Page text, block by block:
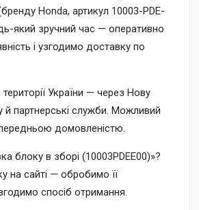
Honda, артикул 10003-PDE-
який зручний час — оперативно
і узгодимо доставку по
України — через Нову
партнерські служби. Можливий
домовленістю.
блоку в зборі (10003PDEE00)»?
на сайті — обробимо її
спосіб отримання.